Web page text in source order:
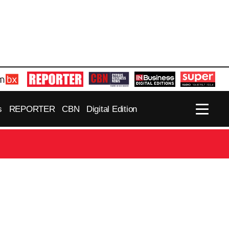
REPORTER CBN Digital Edition